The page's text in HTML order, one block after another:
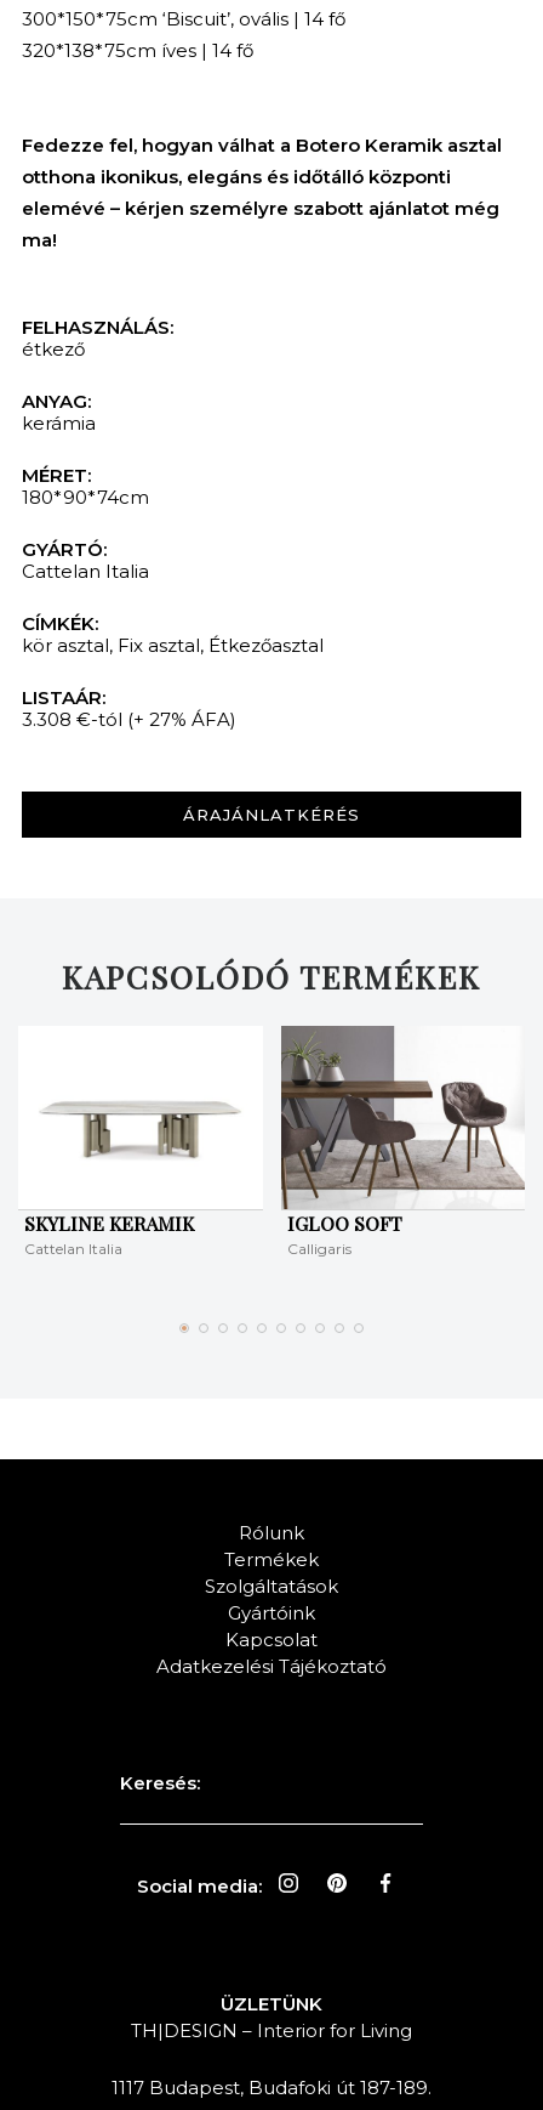
300*150*75cm ‘Biscuit’, ovális | 14 fő
320*138*75cm íves | 14 fő
Fedezze fel, hogyan válhat a Botero Keramik asztal
otthona ikonikus, elegáns és időtálló központi
elemévé – kérjen személyre szabott ajánlatot még
ma!
FELHASZNÁLÁS:
étkező
ANYAG:
kerámia
MÉRET:
180*90*74cm
GYÁRTÓ:
Cattelan Italia
CÍMKÉK:
kör asztal, Fix asztal, Étkezőasztal
LISTAÁR:
3.308 €-tól (+ 27% ÁFA)
ÁRAJÁNLATKÉRÉS
KAPCSOLÓDÓ TERMÉKEK
SKYLINE KERAMIK
Cattelan Italia
IGLOO SOFT
Calligaris
Rólunk
Termékek
Szolgáltatások
Gyártóink
Kapcsolat
Adatkezelési Tájékoztató
Keresés:
Social media:
ÜZLETÜNK
TH|DESIGN – Interior for Living
1117 Budapest, Budafoki út 187-189.